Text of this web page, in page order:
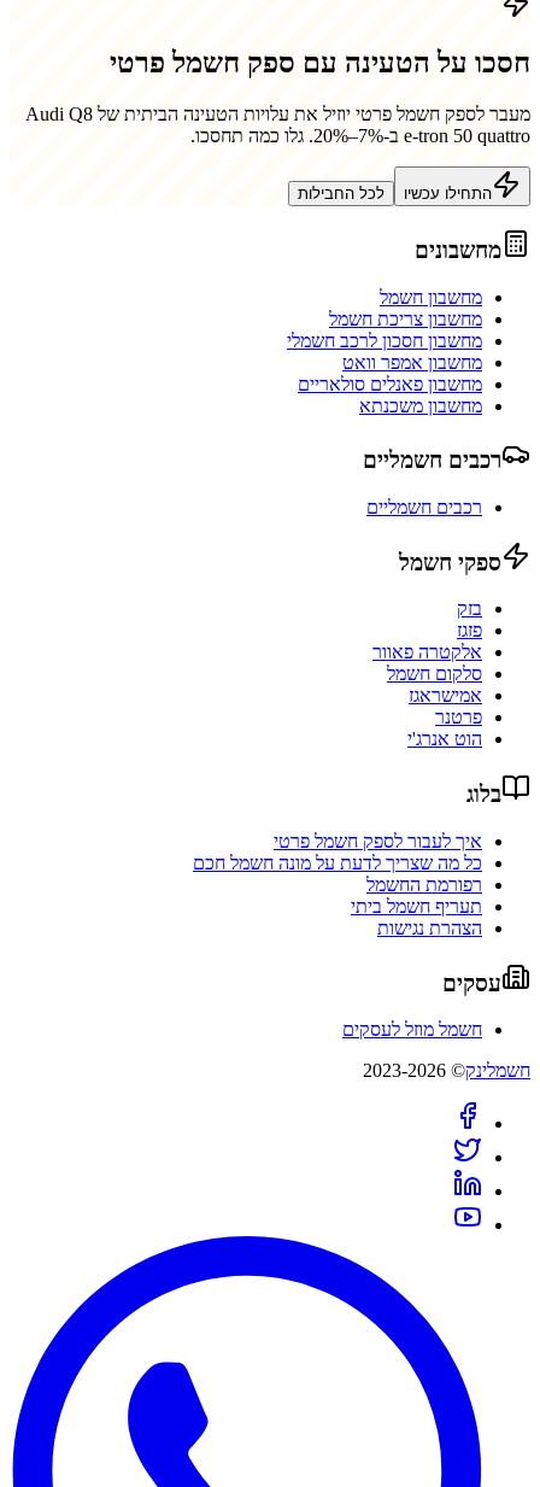
חסכו על הטעינה עם ספק חשמל פרטי
מעבר לספק חשמל פרטי יוזיל את עלויות הטעינה הביתית של Audi Q8
e-tron 50 quattro ב-7%–20%. גלו כמה תחסכו.
התחילו עכשיו לכל החבילות
מחשבונים
מחשבון חשמל
מחשבון צריכת חשמל
מחשבון חסכון לרכב חשמלי
מחשבון אמפר וואט
מחשבון פאנלים סולאריים
מחשבון משכנתא
רכבים חשמליים
רכבים חשמליים
ספקי חשמל
בזק
פזגז
אלקטרה פאוור
סלקום חשמל
אמישראגז
פרטנר
הוט אנרג'י
בלוג
איך לעבור לספק חשמל פרטי
כל מה שצריך לדעת על מונה חשמל חכם
רפורמת החשמל
תעריף חשמל ביתי
הצהרת נגישות
עסקים
חשמל מוזל לעסקים
חשמלינק© 2023-2026